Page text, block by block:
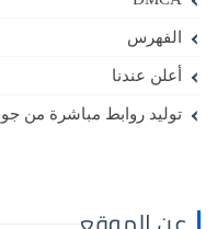
الفهرس
أعلن عندنا
توليد روابط مباشرة من